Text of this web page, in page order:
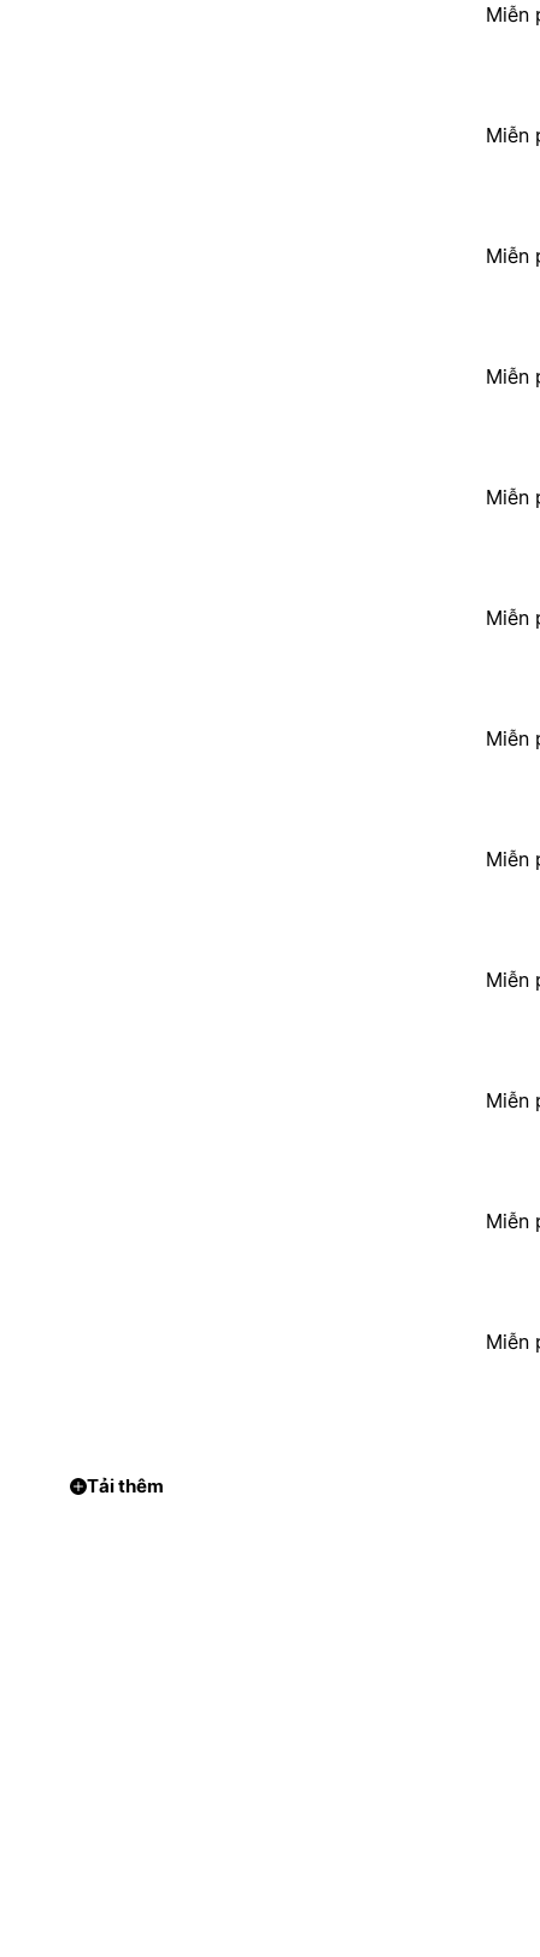
Miễn
Miễn
Miễn
Miễn
Miễn
Miễn
Miễn
Miễn
Miễn
Miễn
Miễn
Miễn
Tải thêm